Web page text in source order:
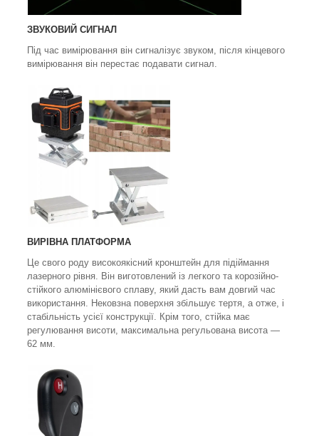
ЗВУКОВИЙ СИГНАЛ
Під час вимірювання він сигналізує звуком, після кінцевого
вимірювання він перестає подавати сигнал.
ВИРІВНА ПЛАТФОРМА
Це свого роду високоякісний кронштейн для підіймання
лазерного рівня. Він виготовлений із легкого та корозійно-
стійкого алюмінієвого сплаву, який дасть вам довгий час
використання. Нековзна поверхня збільшує тертя, а отже, і
стабільність усієї конструкції. Крім того, стійка має
регулювання висоти, максимальна регульована висота —
62 мм.